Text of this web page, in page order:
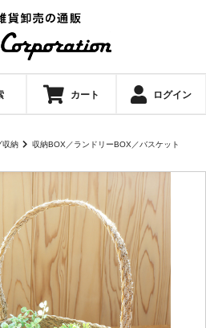
カート ログイン
収納 収納BOX／ランドリーBOX／バスケット